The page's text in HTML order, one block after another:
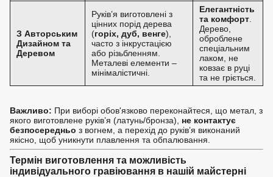
З Авторським
Дизайном та
Деревом
Руків’я виготовлені з
цінних порід дерева
(горіх, дуб, венге),
часто з інкрустацією
або різьбленням.
Металеві елементи –
мінімалістичні.
Елегантність
та комфорт
Дерево,
оброблене
спеціальним
лаком, не
ковзає в руці
та не гріється.
Важливо: При виборі обов'язково переконайтеся, що метал, з
якого виготовлене руків’я (латунь/бронза), не контактує
безпосередньо з вогнем, а перехід до руків’я виконаний
якісно, щоб уникнути плавлення та обпалювання.
Термін виготовлення та можливість
індивідуального гравіювання в нашій майстерні